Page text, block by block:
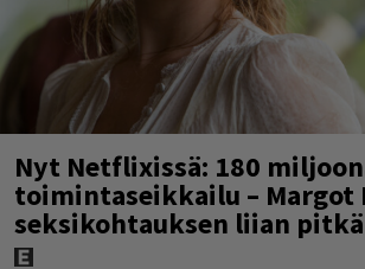
Nyt Netflixissä: 180
toimintaseikkailu – Margot
seksikohtauksen liian